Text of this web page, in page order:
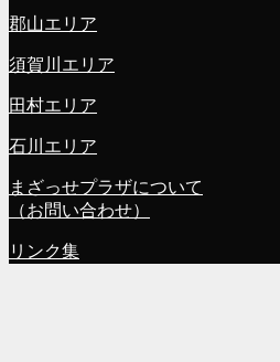
郡山エリア
須賀川エリア
田村エリア
石川エリア
まざっせプラザについて
（お問い合わせ）
リンク集